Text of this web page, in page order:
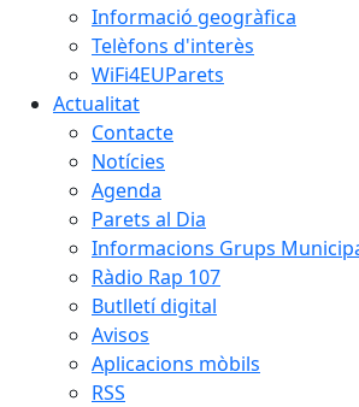
Informació geogràfica
Telèfons d'interès
WiFi4EUParets
Actualitat
Contacte
Notícies
Agenda
Parets al Dia
Informacions Grups
Ràdio Rap 107
Butlletí digital
Avisos
Aplicacions mòbils
RSS